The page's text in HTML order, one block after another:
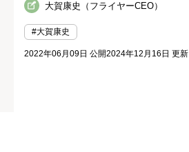
大賀康史（フライヤーCEO）
#大賀康史
2022年06月09日 公開2024年12月16日 更新